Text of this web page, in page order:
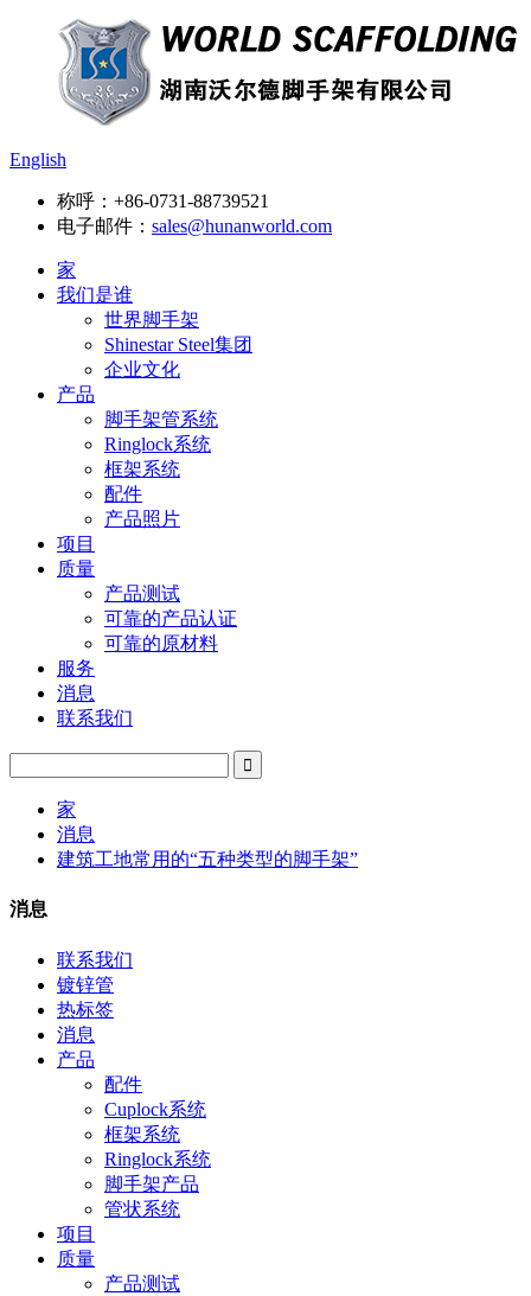
English
称呼： +86-0731-88739521
电子邮件： sales@hunanworld.com
家
我们是谁
世界脚手架
Shinestar Steel集团
企业文化
产品
脚手架管系统
Ringlock系统
框架系统
配件
产品照片
项目
质量
产品测试
可靠的产品认证
可靠的原材料
服务
消息
联系我们
家
消息
建筑工地常用的“五种类型的脚手架”
消息
联系我们
镀锌管
热标签
消息
产品
配件
Cuplock系统
框架系统
Ringlock系统
脚手架产品
管状系统
项目
质量
产品测试